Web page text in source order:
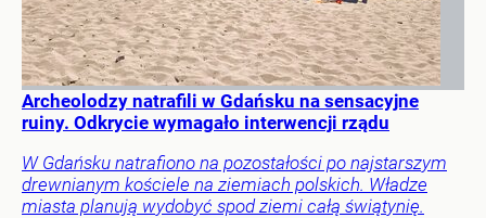
Archeolodzy natrafili w Gdańsku na sensacyjne
ruiny. Odkrycie wymagało interwencji rządu
W Gdańsku natrafiono na pozostałości po najstarszym
drewnianym kościele na ziemiach polskich. Władze
miasta planują wydobyć spod ziemi całą świątynię.